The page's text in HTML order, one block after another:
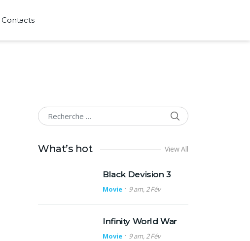
Contacts
Search for:
SEARCH
What’s hot View All
Black Devision 3
Movie 9 am, 2 Fév
Infinity World War
Movie 9 am, 2 Fév